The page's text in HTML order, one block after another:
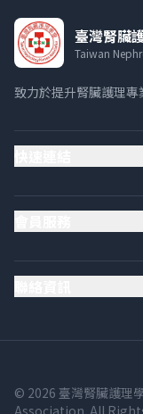
臺灣腎臟
Taiwan
致力於提升腎臟護理
© 2026 臺灣腎臟護理
Association. All